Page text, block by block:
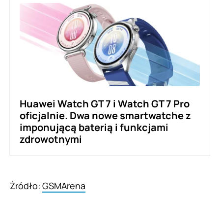
Huawei Watch GT 7 i Watch GT 7 Pro
oficjalnie. Dwa nowe smartwatche z
imponującą baterią i funkcjami
zdrowotnymi
Źródło: GSMArena